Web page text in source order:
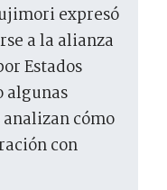
a la alianza
Estados
algunas
cómo
con